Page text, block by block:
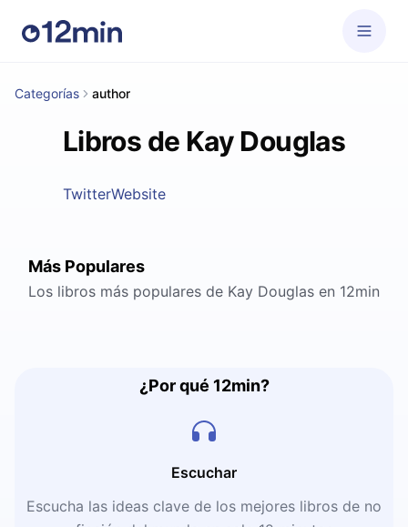
Categorías author
Libros de Kay Douglas
TwitterWebsite
Más Populares
Los libros más populares de Kay Douglas en 12min
¿Por qué 12min?
Escuchar
Escucha las ideas clave de los mejores libros de no